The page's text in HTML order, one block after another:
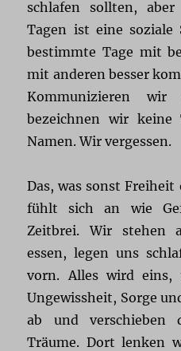
schlafen sollten,
Tagen ist eine soziale
bestimmte Tage mit
mit anderen besser
Kommunizieren
bezeichnen wir
Namen. Wir vergessen.
Das, was sonst
fühlt sich an wie
Zeitbrei. Wir stehen
essen, legen uns
vorn. Alles wird
Ungewissheit, Sorge
ab und verschieben
Träume. Dort lenken